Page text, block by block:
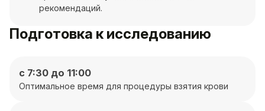
рекомендаций.
Подготовка к исследованию
с 7:30 до 11:00
Оптимальное время для процедуры взятия крови